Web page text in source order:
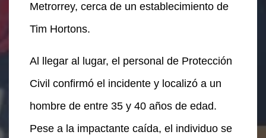
Metrorrey, cerca de un establecimiento de
Tim Hortons.
Al llegar al lugar, el personal de Protección
Civil confirmó el incidente y localizó a un
hombre de entre 35 y 40 años de edad.
Pese a la impactante caída, el individuo se